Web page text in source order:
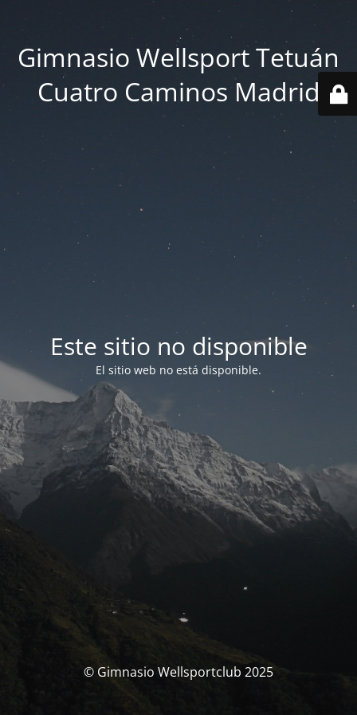
Gimnasio Wellsport Tetuán
Cuatro Caminos Madrid
Este sitio no disponible
El sitio web no está disponible.
© Gimnasio Wellsportclub 2025